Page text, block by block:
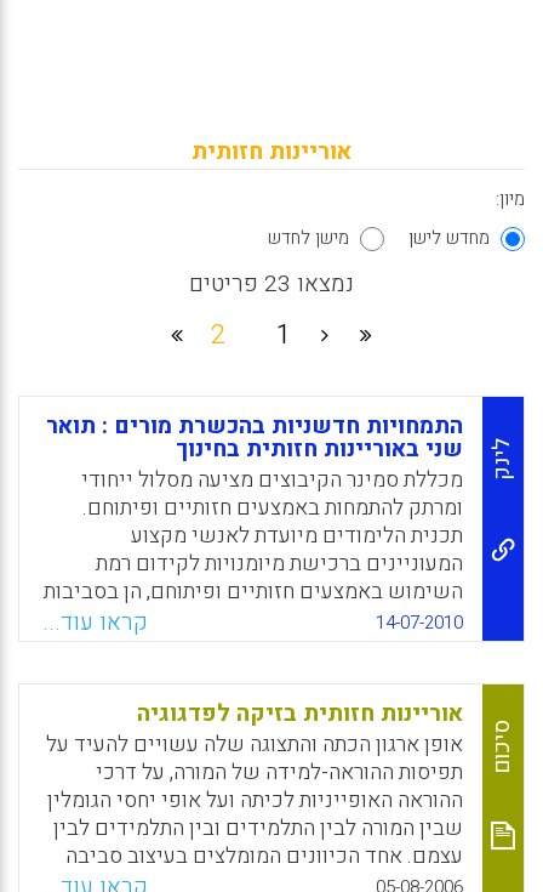
אוריינות חזותית
מיון:
מחדש לישן
מישן לחדש
נמצאו 23 פריטים
1
2
לינק
התמחויות חדשניות בהכשרת מורים : תואר
שני באוריינות חזותית בחינוך
מכללת סמינר הקיבוצים מציעה מסלול ייחודי
ומרתק להתמחות באמצעים חזותיים ופיתוחם.
תכנית הלימודים מיועדת לאנשי מקצוע
המעוניינים ברכישת מיומנויות לקידום רמת
השימוש באמצעים חזותיים ופיתוחם, הן בסביבות
ההוראה שלהם והן בסביבות ההוראה של המוסד
החינוכי בו הם פועלים. במהלך הלימודים רוכשים
הסטודנטים ידע תיאורטי ותובנות ביחס להיבטי
השפה החזותית ומפתחים רגישות חזותית ויכולת
לעשות שימוש מושכל וביקורתי בשפה זו
למטרות חינוך והוראה. כמו כן, במהלך הלימודים
מעמיקים הסטודנטים את היכרותם עם אפשרויות
השימוש באמצעי המחשה ובעזרים חזותיים
לצורכי הוראה – למידה בתחומי היצירה החזותית,
משכללים מיומנויות התנסות בשימוש בהם
14-07-2010 קראו עוד...
סיכום
אוריינות חזותית בזיקה לפדגוגיה
אופן ארגון הכתה והתצוגה שלה עשויים להעיד על
תפיסות ההוראה-למידה של המורה, על דרכי
ההוראה האופייניות לכיתה ועל אופי יחסי הגומלין
שבין המורה לבין התלמידים ובין התלמידים לבין
עצמם. אחד הכיוונים המומלצים בעיצוב סביבה
לימודית הוא שעיצוב התצוגה של כיתה ישקף את